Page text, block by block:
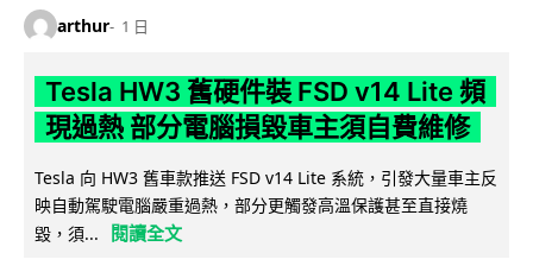
arthur 1 日
Tesla HW3 舊硬件裝 FSD v14 Lite 頻
現過熱 部分電腦損毀車主須自費維修
Tesla 向 HW3 舊車款推送 FSD v14 Lite 系統，引發大量車主反
映自動駕駛電腦嚴重過熱，部分更觸發高溫保護甚至直接燒
毀，須...
閱讀全文